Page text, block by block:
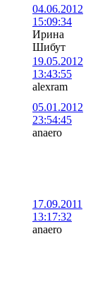
04.06.2012
15:09:34
Ирина
Шибут
19.05.2012
13:43:55
alexram
05.01.2012
23:54:45
anaero
17.09.2011
13:17:32
anaero